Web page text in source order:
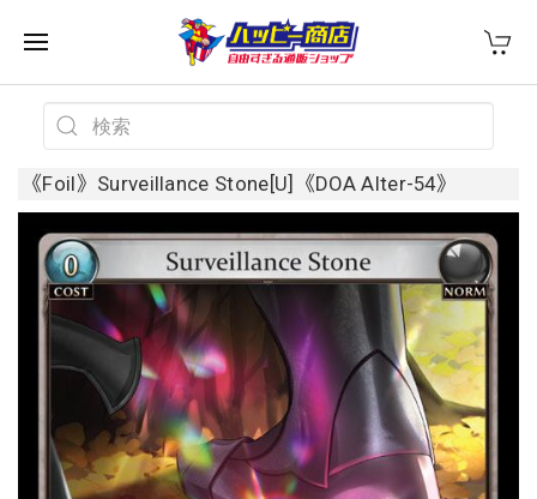
《Foil》Surveillance Stone[U]《DOA Alter-54》